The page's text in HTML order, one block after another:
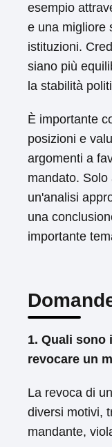
esempio
e una migliore
istituzioni.
siano più
la stabilità
È importante
posizioni e
argomenti a
mandato.
un'analisi
una
importante
1. Quali sono
revocare un
La revoca di
diversi motivi,
mandante,